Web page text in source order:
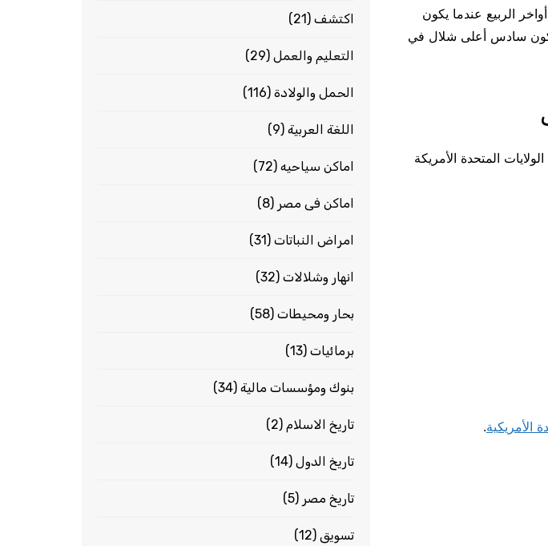
الربيع عندما يكون
وهو يرتفع (739 م) وبهذا يكون سادس أعلى شلال في
المتحدة الأمريكة
الأمريكية.
اكتشف (21)
التعليم والعمل (29)
الحمل والولادة (116)
اللغة العربية (9)
اماكن سياحيه (72)
اماكن فى مصر (8)
امراض النباتات (31)
انهار وشلالات (32)
بحار ومحيطات (58)
برمائيات (13)
بنوك ومؤسسات مالية (34)
تاريخ الاسلام (2)
تاريخ الدول (14)
تاريخ مصر (5)
تسويق (12)